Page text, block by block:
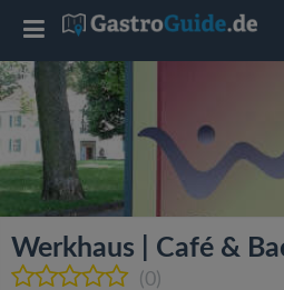
Werkhaus | Café &
(0)
T
g
l